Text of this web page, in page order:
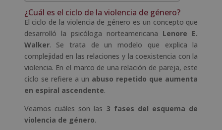
¿Cuál es el ciclo de la violencia de género?
El ciclo de la violencia de género es un concepto que
desarrolló la psicóloga norteamericana Lenore E.
Walker. Se trata de un modelo que explica la
complejidad en las relaciones y la coexistencia con la
violencia. En el marco de una relación de pareja, este
ciclo se refiere a un abuso repetido que aumenta
en espiral ascendente.
Veamos cuáles son las 3 fases del esquema de
violencia de género.